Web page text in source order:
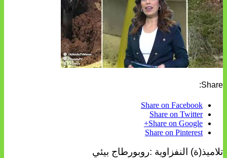
Share:
Share on Facebook
Share on Twitter
Share on Google+
Share on Pinterest
تلاميذ(ة) النفزاوية :روبورطاج بيئي